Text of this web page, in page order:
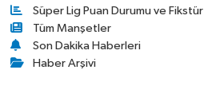
Süper Lig Puan Durumu ve Fikstür
Tüm Manşetler
Son Dakika Haberleri
Haber Arşivi